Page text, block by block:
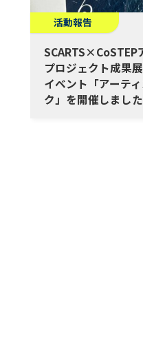
活動報告
SCARTS×CoSTEP
プロジェクト成果
イベント「アーテ
ク」を開催しました